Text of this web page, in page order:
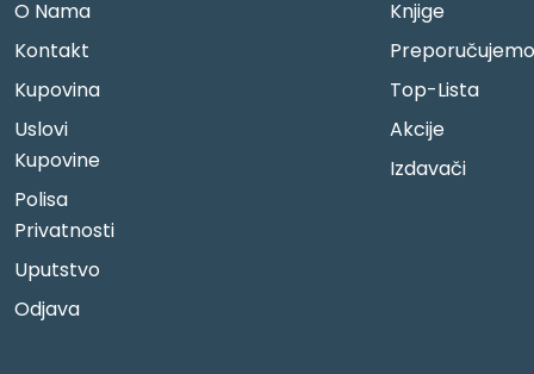
O Nama
Kontakt
Kupovina
Uslovi
Kupovine
Polisa
Privatnosti
Uputstvo
Odjava
Knjige
Preporučujemo
Top-Lista
Akcije
Izdavači